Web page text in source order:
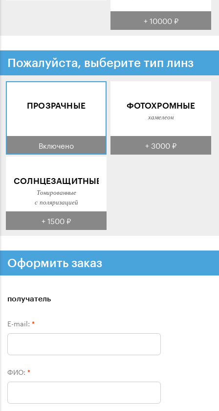
+ 10000 ₽
Пожалуйста, выберите тип линз
ПРОЗРАЧНЫЕ
Включено
ФОТОХРОМНЫЕ
хамелеон
+ 3000 ₽
СОЛНЦЕЗАЩИТНЫЕ
Тонированные
с поляризацией
+ 1500 ₽
Оформить заказ
получатель
E-mail: *
ФИО: *